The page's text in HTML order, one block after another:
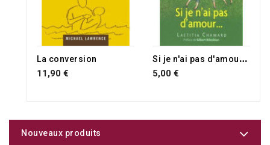
La conversion
11,90 €
RUPTURE DE STOCK S
i je n'ai pas d'amour...
5,00 €
Nouveaux produits